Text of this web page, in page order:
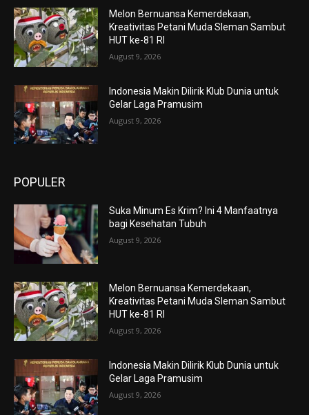
Melon Bernuansa Kemerdekaan,
Kreativitas Petani Muda Sleman Sambut
HUT ke-81 RI
August 9, 2026
Indonesia Makin Dilirik Klub Dunia untuk
Gelar Laga Pramusim
August 9, 2026
POPULER
Suka Minum Es Krim? Ini 4 Manfaatnya
bagi Kesehatan Tubuh
August 9, 2026
Melon Bernuansa Kemerdekaan,
Kreativitas Petani Muda Sleman Sambut
HUT ke-81 RI
August 9, 2026
Indonesia Makin Dilirik Klub Dunia untuk
Gelar Laga Pramusim
August 9, 2026